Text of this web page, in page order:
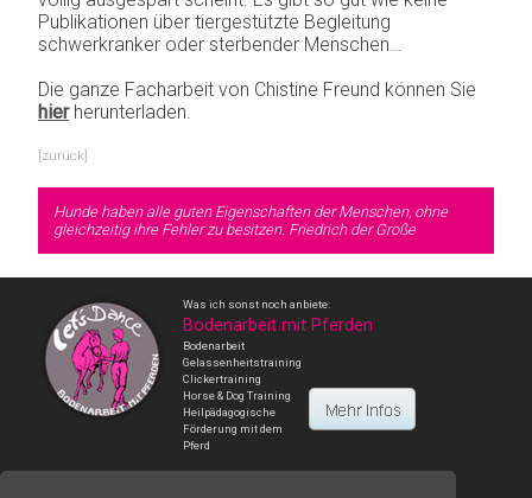
Publikationen über tiergestützte Begleitung
schwerkranker oder sterbender Menschen…
Die ganze Facharbeit von Chistine Freund können Sie
hierherunterladen.
[zurück]
Hunde haben alle guten Eigenschaften der Menschen,ohne
gleichzeitig ihre Fehler zu besitzen. Friedrich der Große
Was ich sonst noch anbiete:
Bodenarbeit mit Pferden
Bodenarbeit
Gelassenheitstraining
Clickertraining
Horse & Dog Training
Heilpädagogische
Förderung mit dem
Pferd